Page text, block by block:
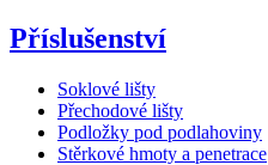
Příslušenství
Soklové lišty
Přechodové lišty
Podložky pod podlahoviny
Stěrkové hmoty a penetrace